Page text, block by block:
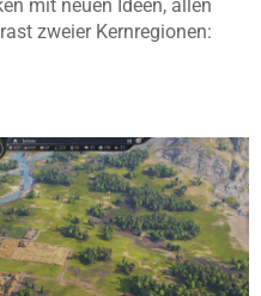
mit neuen Ideen, allen
zweier Kernregionen: